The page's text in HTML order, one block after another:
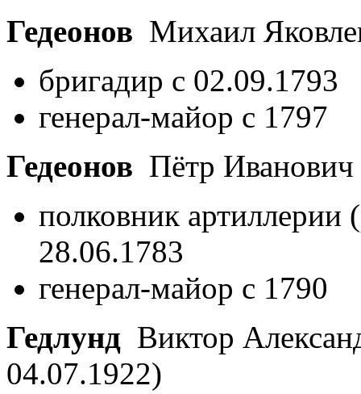
Гедеонов Михаил
бригадир с 02.09.1793
генерал-майор с 1797
Гедеонов Пётр Иванович
полковник артиллерии
28.06.1783
генерал-майор с 1790
Гедлунд Виктор
04.07.1922)